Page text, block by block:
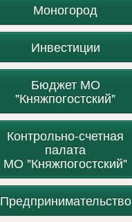
Моногород
Инвестиции
Бюджет МО
"Княжпогостский"
Контрольно-счетная
палата
МО "Княжпогостский"
Предпринимательство